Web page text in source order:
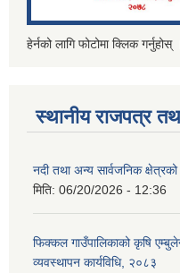
हेर्नको लागि फोटोमा क्लिक गर्नुहोस्
स्थानीय राजपत्र
नदी तथा अन्य सार्वजनिक
मिति: 06/20/2026 - 12:36
फिक्कल गाउँपालिकाको कृषि
व्यवस्थापन कार्यविधि, २०८३